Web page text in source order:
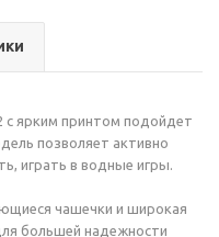
с ярким принтом подойдет
позволяет активно
играть в водные игры.
чашечки и широкая
большей надежности